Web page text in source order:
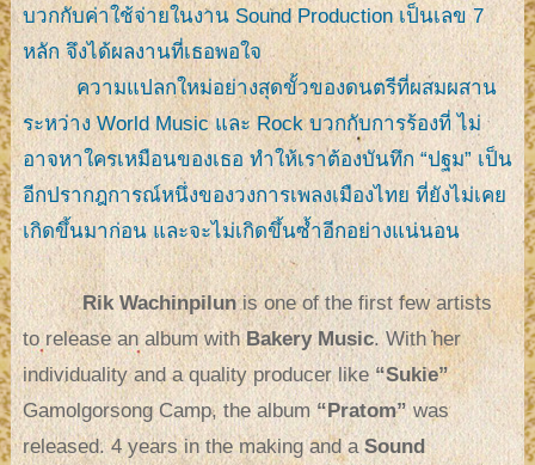
บวกกับค่าใช้จ่ายในงาน Sound Production เป็นเลข 7
หลัก จึงได้ผลงานที่เธอพอใจ
ความแปลกใหม่อย่างสุดขั้วของดนตรีที่ผสมผสาน
ระหว่าง World Music และ Rock บวกกับการร้องที่ ไม่
อาจหาใครเหมือนของเธอ ทำให้เราต้องบันทึก “ปฐม” เป็น
อีกปรากฎการณ์หนึ่งของวงการเพลงเมืองไทย ที่ยังไม่เคย
เกิดขึ้นมาก่อน และจะไม่เกิดขึ้นซ้ำอีกอย่างแน่นอน
Rik Wachinpilunis one of the first few artists
to release an album withBakery Music. With her
individuality and a quality producer like“Sukie”
Gamolgorsong Camp, the album“Pratom”was
released. 4 years in the making and a Sound